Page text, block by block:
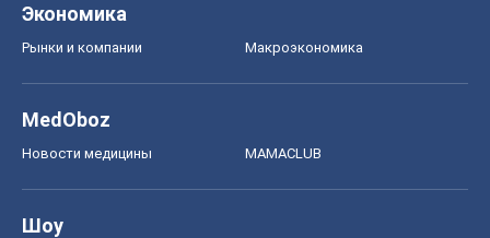
Экономика
Рынки и компании Mакроэкономика
MedOboz
Новости медицины MAMACLUB
Шоу